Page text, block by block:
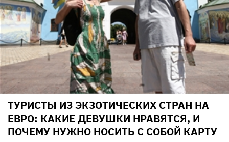
ТУРИСТЫ ИЗ ЭКЗОТИЧЕСКИХ СТРАН НА
ЕВРО: КАКИЕ ДЕВУШКИ НРАВЯТСЯ, И
ПОЧЕМУ НУЖНО НОСИТЬ С СОБОЙ КАРТУ